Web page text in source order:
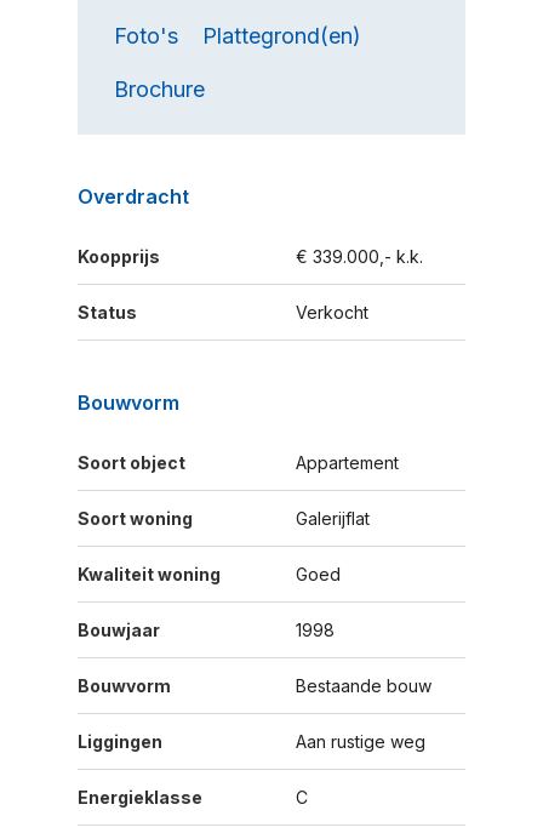
Foto's Plattegrond(en)
Brochure
Overdracht
Koopprijs € 339.000,- k.k.
Status Verkocht
Bouwvorm
Soort object Appartement
Soort woning Galerijflat
Kwaliteit woning Goed
Bouwjaar 1998
Bouwvorm Bestaande bouw
Liggingen Aan rustige weg
Energieklasse C